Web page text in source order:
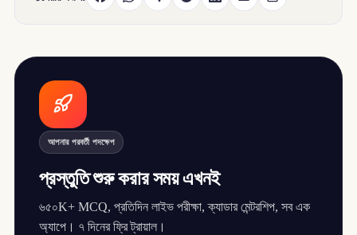
আপনার পরবর্তী পদক্ষেপ
প্রস্তুতি শুরু করার সময় এখনই
৬৫০K+ MCQ, প্রতিদিন লাইভ পরীক্ষা, ক্যাডার মেন্টরশিপ, সব এক
অ্যাপে। ৭ দিনের ফ্রি ট্রায়াল।